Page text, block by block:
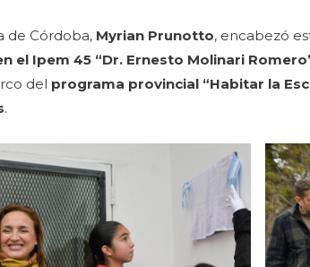
de Córdoba, Myrian Prunotto, encabezó
el Ipem 45 “Dr. Ernesto Molinari
del programa provincial “Habitar la
.